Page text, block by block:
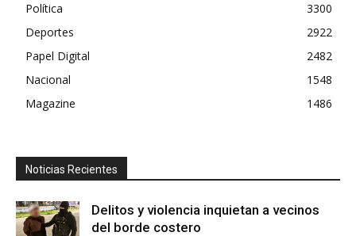
Política
3300
Deportes
2922
Papel Digital
2482
Nacional
1548
Magazine
1486
Noticias Recientes
Delitos y violencia inquietan a vecinos
del borde costero